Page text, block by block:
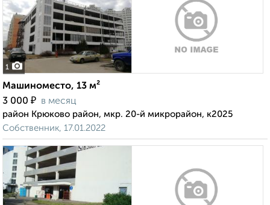
1
Машиноместо, 13 м²
3 000 ₽ в месяц
район Крюково район, мкр. 20-й микрорайон, к2025
Собственник, 17.01.2022